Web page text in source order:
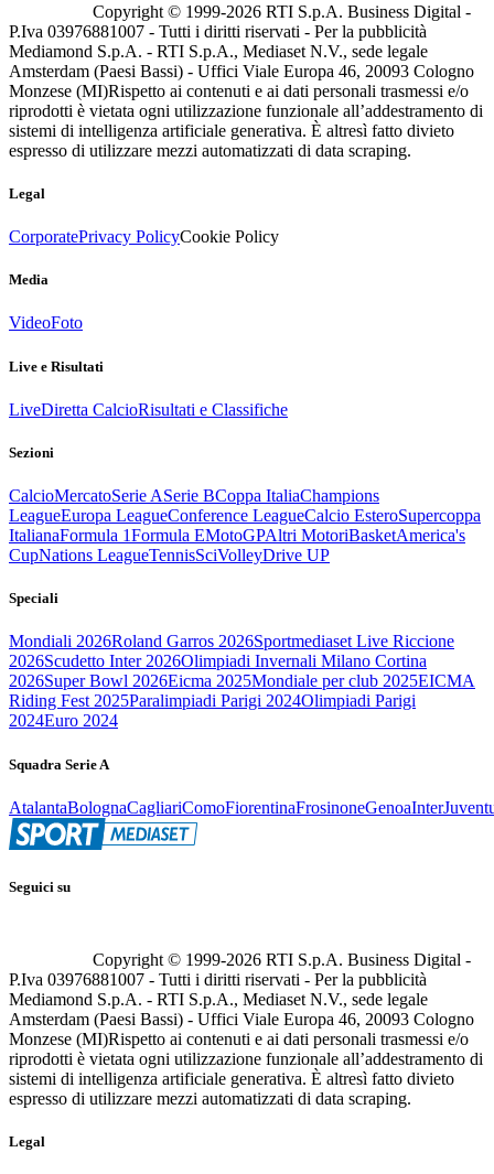
Copyright © 1999-2026 RTI S.p.A. Business Digital -
P.Iva 03976881007 - Tutti i diritti riservati - Per la pubblicità
Mediamond S.p.A. - RTI S.p.A., Mediaset N.V., sede legale
Amsterdam (Paesi Bassi) - Uffici Viale Europa 46, 20093 Cologno
Monzese (MI)Rispetto ai contenuti e ai dati personali trasmessi e/o
riprodotti è vietata ogni utilizzazione funzionale all’addestramento di
sistemi di intelligenza artificiale generativa. È altresì fatto divieto
espresso di utilizzare mezzi automatizzati di data scraping.
Legal
CorporatePrivacy PolicyCookie Policy
Media
VideoFoto
Live e Risultati
LiveDiretta CalcioRisultati e Classifiche
Sezioni
CalcioMercatoSerie ASerie BCoppa ItaliaChampions
LeagueEuropa LeagueConference LeagueCalcio EsteroSupercoppa
ItalianaFormula 1Formula EMotoGPAltri MotoriBasketAmerica's
CupNations LeagueTennisSciVolleyDrive UP
Speciali
Mondiali 2026Roland Garros 2026Sportmediaset Live Riccione
2026Scudetto Inter 2026Olimpiadi Invernali Milano Cortina
2026Super Bowl 2026Eicma 2025Mondiale per club 2025EICMA
Riding Fest 2025Paralimpiadi Parigi 2024Olimpiadi Parigi
2024Euro 2024
Squadra Serie A
AtalantaBolognaCagliariComoFiorentinaFrosinoneGenoaInter
Seguici su
Copyright © 1999-2026 RTI S.p.A. Business Digital -
P.Iva 03976881007 - Tutti i diritti riservati - Per la pubblicità
Mediamond S.p.A. - RTI S.p.A., Mediaset N.V., sede legale
Amsterdam (Paesi Bassi) - Uffici Viale Europa 46, 20093 Cologno
Monzese (MI)Rispetto ai contenuti e ai dati personali trasmessi e/o
riprodotti è vietata ogni utilizzazione funzionale all’addestramento di
sistemi di intelligenza artificiale generativa. È altresì fatto divieto
espresso di utilizzare mezzi automatizzati di data scraping.
Legal